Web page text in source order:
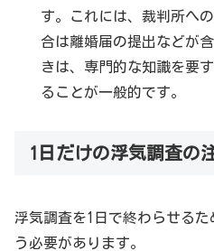
す。これには、裁判所へ
合は離婚届の提出などが
きは、専門的な知識を要
ることが一般的です。
1日だけの浮気調査の
浮気調査を1日で終わらせる
う必要があります。